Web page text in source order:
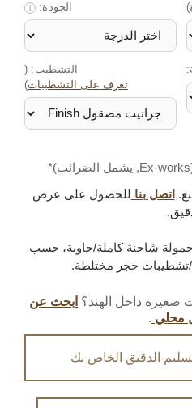
) الجودة: i
التشطيب: (
تعرف على التشطيبات)
اتصل بنا للحصول على عرض
حمولة شاحنة كاملة/حاوية، حسب
تشطيبات حجر مختلطة.
صغيرة داخل الهند؟ ابحث عن
محلي .
الدقيق الخاص بك